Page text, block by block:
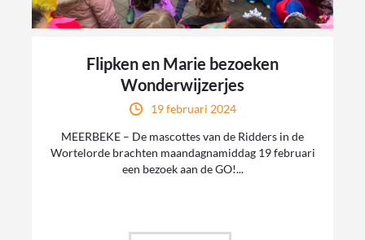
Flipken en Marie bezoeken
Wonderwijzerjes
19 februari 2024
MEERBEKE – De mascottes van de Ridders in de
Wortelorde brachten maandagnamiddag 19 februari
een bezoek aan de GO!...